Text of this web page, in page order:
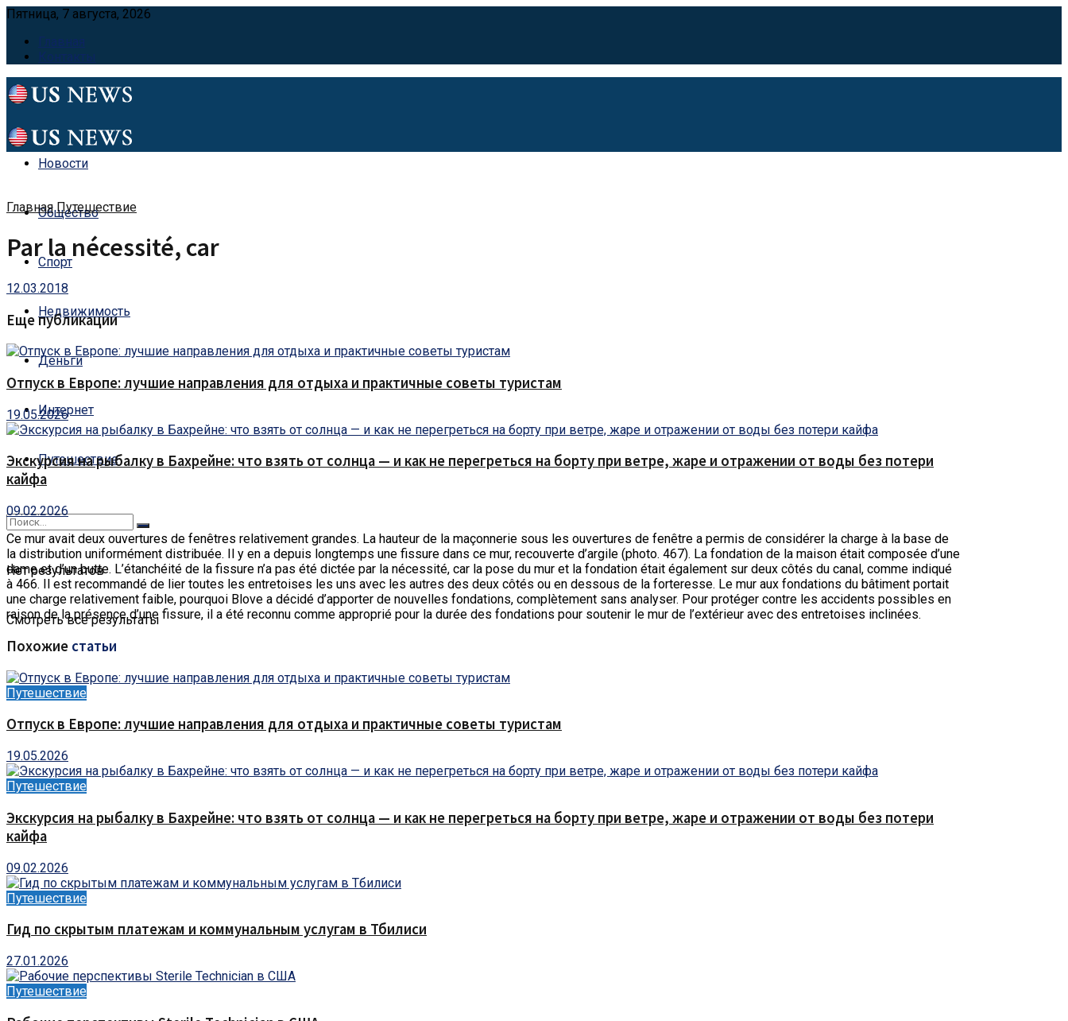
Пятница, 7 августа, 2026
Главная
Контакты
Новости
Общество
Спорт
Недвижимость
Деньги
Интернет
Путешествие
Нет результатов
Смотреть все результаты
Главная Путешествие
Par la nécessité, car
12.03.2018
Еще публикации
Отпуск в Европе: лучшие направления для отдыха и практичные советы туристам
19.05.2026
Экскурсия на рыбалку в Бахрейне: что взять от солнца — и как не перегреться на борту при ветре, жаре и отражении от воды без потери
кайфа
09.02.2026
Ce mur avait deux ouvertures de fenêtres relativement grandes. La hauteur de la maçonnerie sous les ouvertures de fenêtre a permis de considérer la charge à la base de
la distribution uniformément distribuée. Il y en a depuis longtemps une fissure dans ce mur, recouverte d’argile (photo. 467). La fondation de la maison était composée d’une
dame et d’un butte. L’étanchéité de la fissure n’a pas été dictée par la nécessité, car la pose du mur et la fondation était également sur deux côtés du canal, comme indiqué
à 466. Il est recommandé de lier toutes les entretoises les uns avec les autres des deux côtés ou en dessous de la forteresse. Le mur aux fondations du bâtiment portait
une charge relativement faible, pourquoi Blove a décidé d’apporter de nouvelles fondations, complètement sans analyser. Pour protéger contre les accidents possibles en
raison de la présence d’une fissure, il a été reconnu comme approprié pour la durée des fondations pour soutenir le mur de l’extérieur avec des entretoises inclinées.
Похожие статьи
Путешествие
Отпуск в Европе: лучшие направления для отдыха и практичные советы туристам
19.05.2026
Путешествие
Экскурсия на рыбалку в Бахрейне: что взять от солнца — и как не перегреться на борту при ветре, жаре и отражении от воды без потери
кайфа
09.02.2026
Путешествие
Гид по скрытым платежам и коммунальным услугам в Тбилиси
27.01.2026
Путешествие